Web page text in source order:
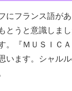
フランス語が
とうと意識しま
。『ＭＵＳＩＣ
います。シャル